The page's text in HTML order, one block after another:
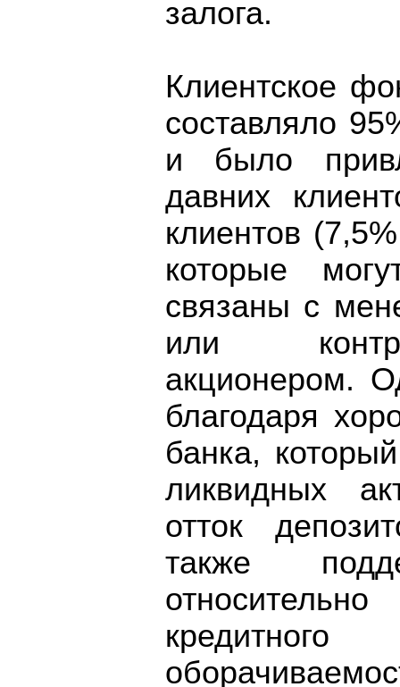
залога.
Клиентское
составляло
и было
давних
клиентов
которые
связаны с
или
акционером.
благодаря
банка,
ликвидных
отток
также